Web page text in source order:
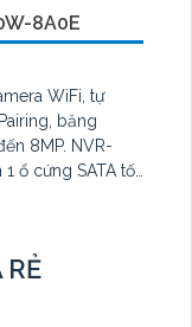
8A0E
WiFi, tự
băng
8MP. NVR-
ổ cứng SATA tối
RẺ